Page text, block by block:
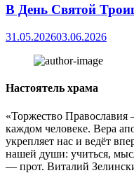
В День Святой
31.05.202603.06.2026
Настоятель храма
«Торжество
каждом человеке. Вера
укрепляет нас и ведёт
нашей души: учиться,
— прот. Виталий